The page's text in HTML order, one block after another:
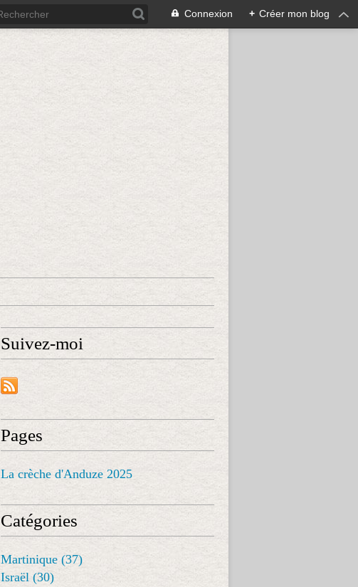
Connexion + Créer mon blog
Suivez-moi
Pages
La crèche d'Anduze 2025
Catégories
Martinique (37)
Israël (30)